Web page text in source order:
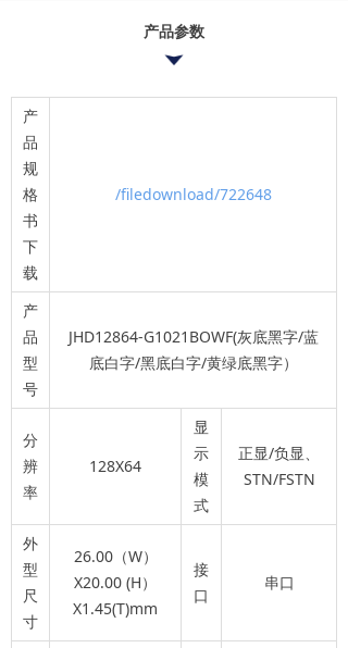
产品参数
产
品
规
格
书
下
载
/filedownload/722648
产
品
型
号
JHD12864-G1021BOWF(灰底黑字/蓝
底白字/黑底白字/黄绿底黑字）
分
辨
率
128X64
显
示
模
式
正显/负显、
STN/FSTN
外
型
尺
寸
26.00（W）
X20.00 (H）
X1.45(T)mm
接
口
串口